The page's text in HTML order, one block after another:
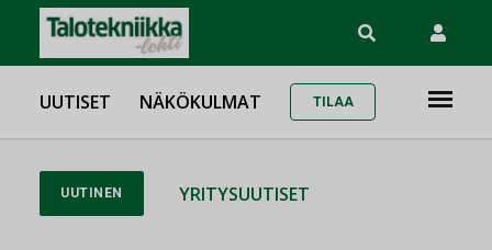
UUTISET NÄKÖKULMAT TILAA
UUTINEN YRITYSUUTISET